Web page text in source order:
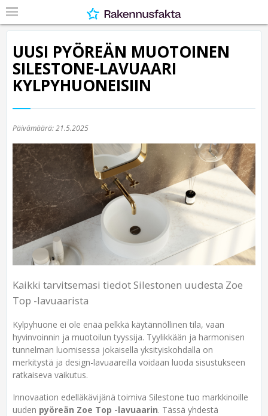
UUSI PYÖREÄN MUOTOINEN
SILESTONE-LAVUAARI
KYLPYHUONEISIIN
Päivämäärä:21.5.2025
Kaikki tarvitsemasi tiedot Silestonen uudesta Zoe
Top -lavuaarista
Kylpyhuone ei ole enää pelkkä käytännöllinen tila, vaan
hyvinvoinnin ja muotoilun tyyssija. Tyylikkään ja harmonisen
tunnelman luomisessa jokaisella yksityiskohdalla on
merkitystä ja design-lavuaareilla voidaan luoda sisustukseen
ratkaiseva vaikutus.
Innovaation edelläkävijänä toimiva Silestone tuo markkinoille
uuden pyöreän Zoe Top -lavuaarin. Tässä yhdestä